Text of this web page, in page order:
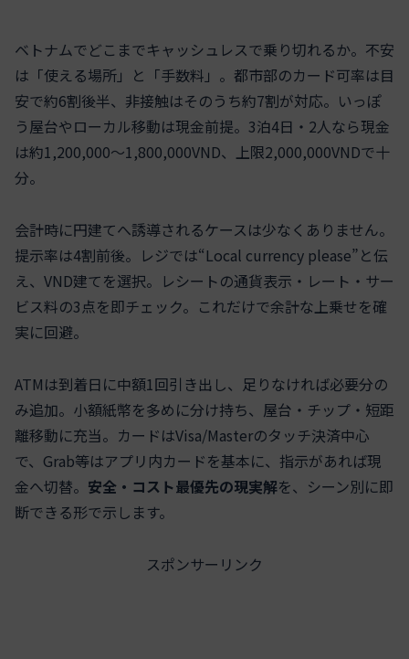
ベトナムでどこまでキャッシュレスで乗り切れるか。不安
は「使える場所」と「手数料」。都市部のカード可率は目
安で約6割後半、非接触はそのうち約7割が対応。いっぽ
う屋台やローカル移動は現金前提。3泊4日・2人なら現金
は約1,200,000〜1,800,000VND、上限2,000,000VNDで十
分。
会計時に円建てへ誘導されるケースは少なくありません。
提示率は4割前後。レジでは“Local currency please”と伝
え、VND建てを選択。レシートの通貨表示・レート・サー
ビス料の3点を即チェック。これだけで余計な上乗せを確
実に回避。
ATMは到着日に中額1回引き出し、足りなければ必要分の
み追加。小額紙幣を多めに分け持ち、屋台・チップ・短距
離移動に充当。カードはVisa/Masterのタッチ決済中心
で、Grab等はアプリ内カードを基本に、指示があれば現
金へ切替。 安全・コスト最優先の現実解を、シーン別に即
断できる形で示します。
スポンサーリンク